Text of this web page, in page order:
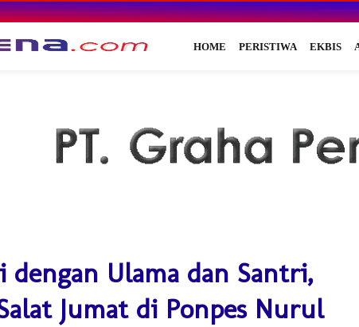
HOME PERISTIWA EKBIS
Ulama dan Santri,
Jumat di Ponpes Nurul